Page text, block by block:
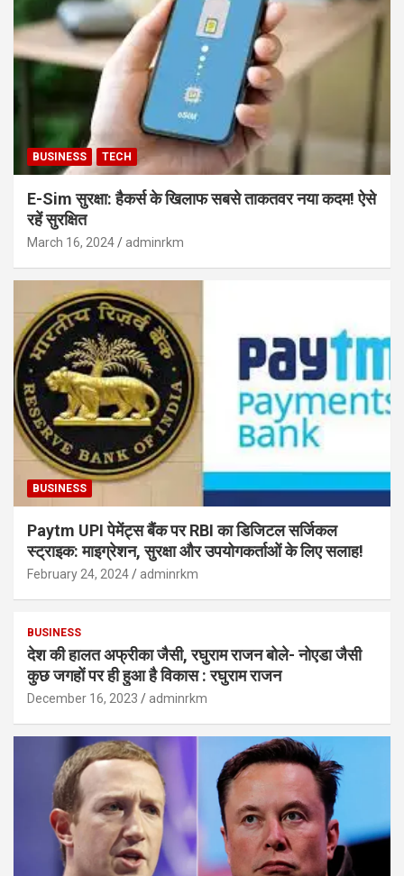
BUSINESS TECH
E-Sim सुरक्षा: हैकर्स के खिलाफ सबसे ताकतवर नया कदम! ऐसे
रहें सुरक्षित
March 16, 2024 adminrkm
BUSINESS
Paytm UPI पेमेंट्स बैंक पर RBI का डिजिटल सर्जिकल
स्ट्राइक: माइग्रेशन, सुरक्षा और उपयोगकर्ताओं के लिए सलाह!
February 24, 2024 adminrkm
BUSINESS
देश की हालत अफ्रीका जैसी, रघुराम राजन बोले- नोएडा जैसी
कुछ जगहों पर ही हुआ है विकास : रघुराम राजन
December 16, 2023 adminrkm